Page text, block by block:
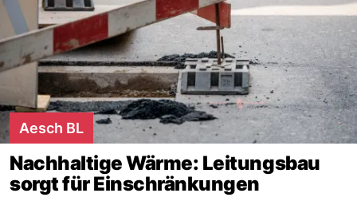
Aesch BL
Nachhaltige Wärme: Leitungsbau
sorgt für Einschränkungen